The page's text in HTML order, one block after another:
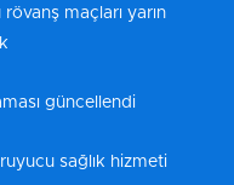
maçları yarın
güncellendi
sağlık hizmeti